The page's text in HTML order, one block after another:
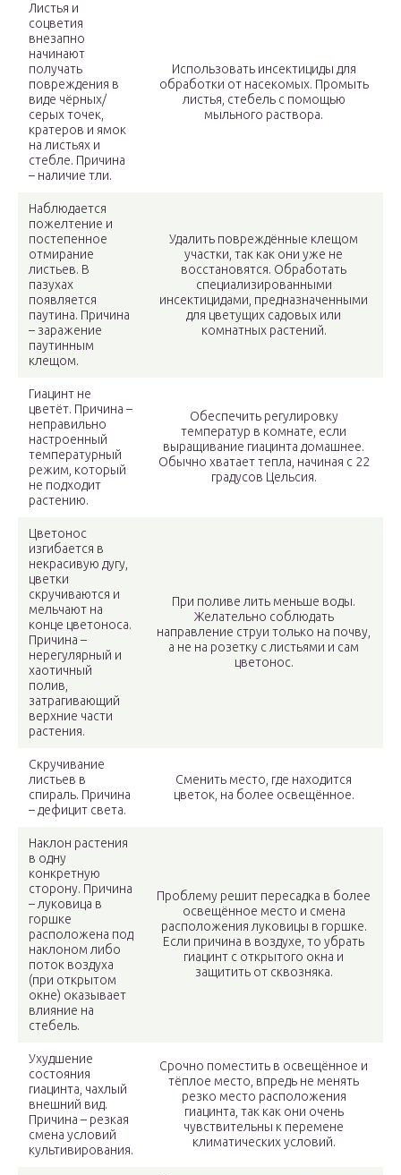
Листья и
соцветия
внезапно
начинают
получать
повреждения в
виде чёрных/
серых точек,
кратеров и ямок
на листьях и
стебле. Причина
– наличие тли.
Использовать инсектициды для
обработки от насекомых. Промыть
листья, стебель с помощью
мыльного раствора.
Наблюдается
пожелтение и
постепенное
отмирание
листьев. В
пазухах
появляется
паутина. Причина
– заражение
паутинным
клещом.
Удалить повреждённые клещом
участки, так как они уже не
восстановятся. Обработать
специализированными
инсектицидами, предназначенными
для цветущих садовых или
комнатных растений.
Гиацинт не
цветёт. Причина –
неправильно
настроенный
температурный
режим, который
не подходит
растению.
Обеспечить регулировку
температур в комнате, если
выращивание гиацинта домашнее.
Обычно хватает тепла, начиная с 22
градусов Цельсия.
Цветонос
изгибается в
некрасивую дугу,
цветки
скручиваются и
мельчают на
конце цветоноса.
Причина –
нерегулярный и
хаотичный
полив,
затрагивающий
верхние части
растения.
При поливе лить меньше воды.
Желательно соблюдать
направление струи только на почву,
а не на розетку с листьями и сам
цветонос.
Скручивание
листьев в
спираль. Причина
– дефицит света.
Сменить место, где находится
цветок, на более освещённое.
Наклон растения
в одну
конкретную
сторону. Причина
– луковица в
горшке
расположена под
наклоном либо
поток воздуха
(при открытом
окне) оказывает
влияние на
стебель.
Проблему решит пересадка в более
освещённое место и смена
расположения луковицы в горшке.
Если причина в воздухе, то убрать
гиацинт с открытого окна и
защитить от сквозняка.
Ухудшение
состояния
гиацинта, чахлый
внешний вид.
Причина – резкая
смена условий
культивирования.
Срочно поместить в освещённое и
тёплое место, впредь не менять
резко место расположения
гиацинта, так как они очень
чувствительны к перемене
климатических условий.